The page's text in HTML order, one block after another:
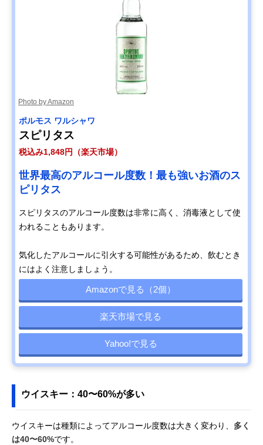
Photo by Amazon
ポルモス ワルシャワ
スピリタス
税込み1,848円（楽天市場）
世界最高のアルコール度数！最も強いお酒のス
ピリタス
スピリタスのアルコール度数は非常に高く、消毒液として使
われることもあります。
気化したアルコールに引火する可能性があるため、飲むとき
にはよく注意しましょう。
Amazonで見る（2個）
楽天市場で見る
Yahoo!で見る
ウイスキー：40〜60%が多い
ウイスキーは種類によってアルコール度数は大きく変わり、 多く
は40〜60%です。